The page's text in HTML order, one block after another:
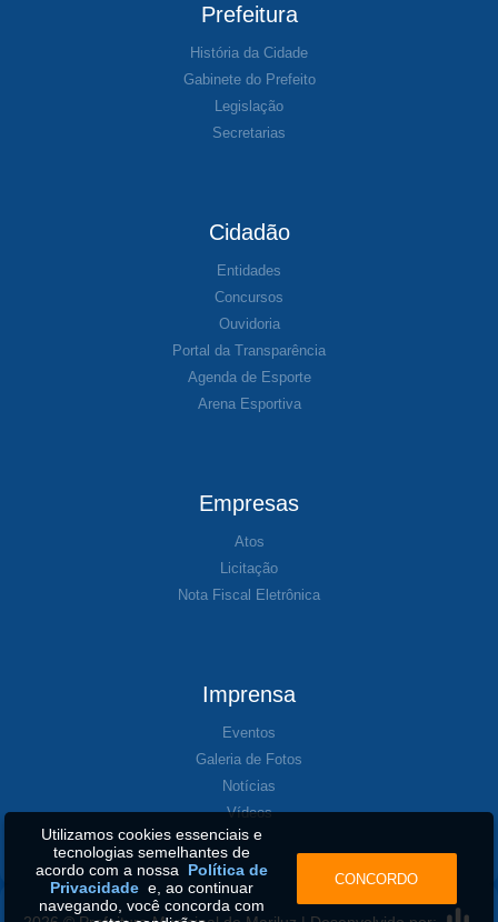
Prefeitura
História da Cidade
Gabinete do Prefeito
Legislação
Secretarias
Cidadão
Entidades
Concursos
Ouvidoria
Portal da Transparência
Agenda de Esporte
Arena Esportiva
Empresas
Atos
Licitação
Nota Fiscal Eletrônica
Imprensa
Eventos
Galeria de Fotos
Notícias
Vídeos
Utilizamos cookies essenciais e
tecnologias semelhantes de
acordo com a nossa Política de
Privacidadee, ao continuar
navegando, você concorda com
CONCORDO